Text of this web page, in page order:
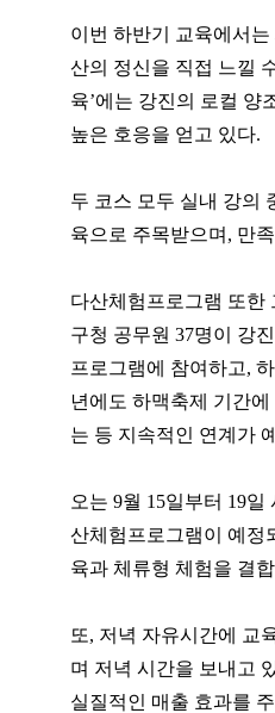
이번 하반기 교육에서
산의 정신을 직접 느낄
육’에는 강진의 로컬 양
높은 호응을 얻고 있다.
두 코스 모두 실내 강의
육으로 주목받으며, 만
다산체험프로그램 또한
구청 공무원 37명이 강
프로그램에 참여하고,
년에도 하맥축제 기간
는 등 지속적인 연계가
오는 9월 15일부터 19
산체험프로그램이 예정
육과 체류형 체험을 결
또, 저녁 자유시간에 교
며 저녁 시간을 보내고
실질적인 매출 효과를